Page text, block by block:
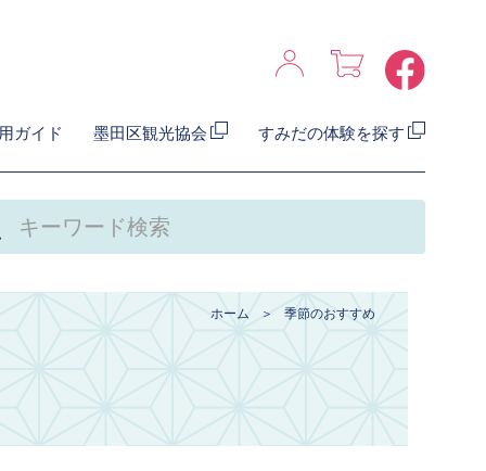
ガイド 墨田区観光協会 すみだの体験を探す
ホーム 季節のおすすめ